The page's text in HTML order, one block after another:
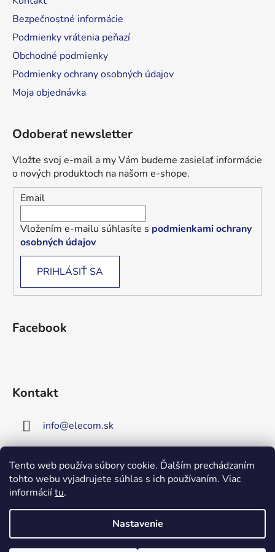
Tento web používa súbory cookie. Ďalším prechádzaním
tohto webu vyjadrujete súhlas s ich používaním. Viac
informáciítu.
Nastavenie
Upozornenie!
stránke!Zaregistrujte sa!
Získate tým 5% zľavu na väčšinu
produktov!
Bezpečnostné informácie
Podmienky vrátenia peňazí
Obchodné podmienky
Podmienky ochrany osobných údajov
Moja objednávka
Odoberať newsletter
Vložte svoj e-mail a my Vám budeme zasielať informácie
o nových produktoch na našom e-shope.
Email
Vložením e-mailu súhlasíte s podmienkami ochrany
osobných údajov
PRIHLÁSIŤ SA
Facebook
Kontakt
info@elecom.sk